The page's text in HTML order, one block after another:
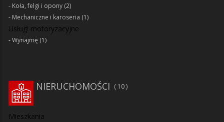
Koła, felgi i opony (2)
Mechaniczne i karoseria (1)
Usługi motoryzacyjne
Wynajmę (1)
NIERUCHOMOŚCI 10
Mieszkania